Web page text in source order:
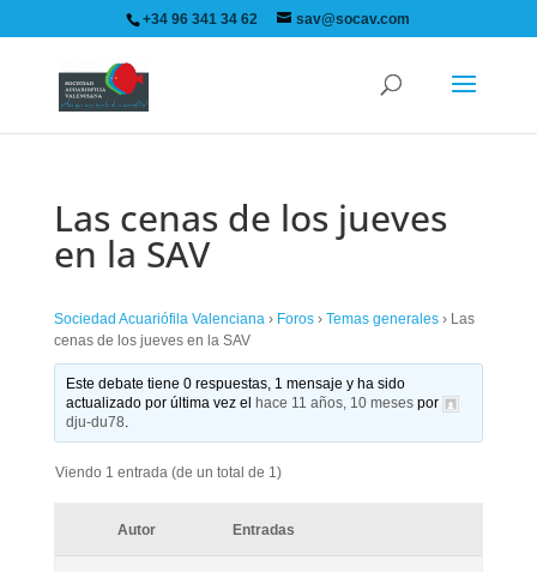
+34 96 341 34 62 sav@socav.com
Las cenas de los jueves
en la SAV
Sociedad Acuariófila Valenciana › Foros › Temas generales › Las
cenas de los jueves en la SAV
Este debate tiene 0 respuestas, 1 mensaje y ha sido
actualizado por última vez el
hace 11 años, 10 mesespor
dju-du78.
Viendo 1 entrada (de un total de 1)
Autor Entradas